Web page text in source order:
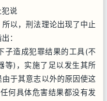
说
以，刑法理论出现了中止
：
造成犯罪结果的工具(不
等)，实施了足以发生其所
于其意志以外的原因使这
何具体危害结果都没有发